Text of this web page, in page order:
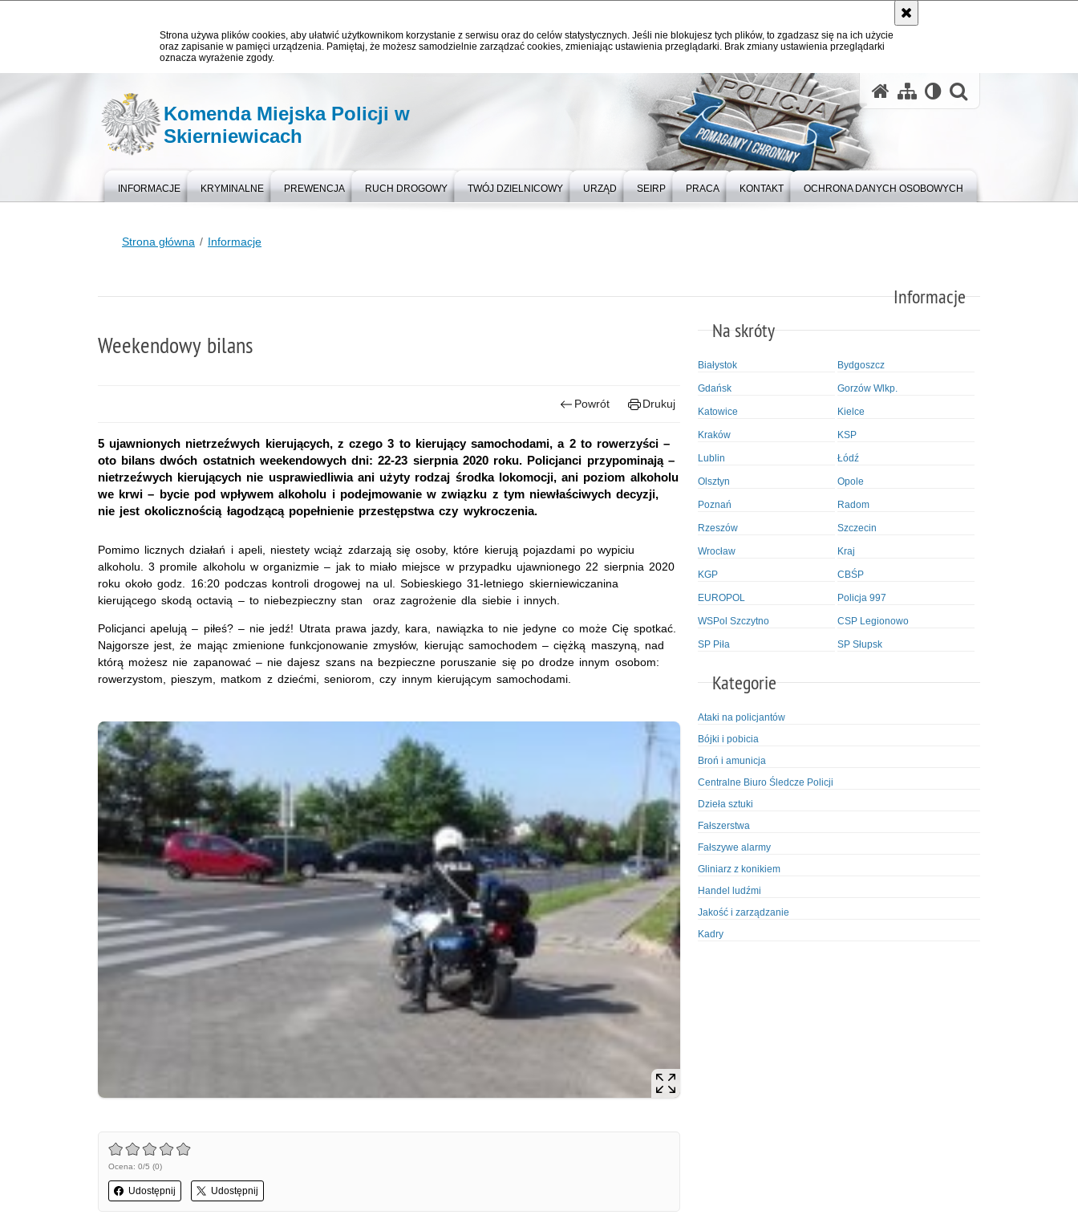
Strona używa plików cookies, aby ułatwić użytkownikom korzystanie z serwisu oraz do celów statystycznych. Jeśli nie blokujesz tych plików, to zgadzasz się na ich użycie
oraz zapisanie w pamięci urządzenia. Pamiętaj, że możesz samodzielnie zarządzać cookies, zmieniając ustawienia przeglądarki. Brak zmiany ustawienia przeglądarki
oznacza wyrażenie zgody.
Komenda Miejska Policji w
Skierniewicach
INFORMACJE KRYMINALNE PREWENCJA RUCH DROGOWY TWÓJ DZIELNICOWY URZĄD SEIRP PRACA KONTAKT OCHRONA DANYCH OSOBOWYCH
Strona główna Informacje
Informacje
Na skróty
Białystok Bydgoszcz
Gdańsk Gorzów Wlkp.
Katowice Kielce
Kraków KSP
Lublin Łódź
Olsztyn Opole
Poznań Radom
Rzeszów Szczecin
Wrocław Kraj
KGP CBŚP
EUROPOL Policja 997
WSPol Szczytno CSP Legionowo
SP Piła SP Słupsk
Kategorie
Ataki na policjantów
Bójki i pobicia
Broń i amunicja
Centralne Biuro Śledcze Policji
Dzieła sztuki
Fałszerstwa
Fałszywe alarmy
Gliniarz z konikiem
Handel ludźmi
Jakość i zarządzanie
Kadry
Weekendowy bilans
Powrót Drukuj
5 ujawnionych nietrzeźwych kierujących, z czego 3 to kierujący samochodami, a 2 to rowerzyści –
oto bilans dwóch ostatnich weekendowych dni: 22-23 sierpnia 2020 roku. Policjanci przypominają –
nietrzeźwych kierujących nie usprawiedliwia ani użyty rodzaj środka lokomocji, ani poziom alkoholu
we krwi – bycie pod wpływem alkoholu i podejmowanie w związku z tym niewłaściwych decyzji,
nie jest okolicznością łagodzącą popełnienie przestępstwa czy wykroczenia.
Pomimo licznych działań i apeli, niestety wciąż zdarzają się osoby, które kierują pojazdami po wypiciu
alkoholu. 3 promile alkoholu w organizmie – jak to miało miejsce w przypadku ujawnionego 22 sierpnia 2020
roku około godz. 16:20 podczas kontroli drogowej na ul. Sobieskiego 31-letniego skierniewiczanina
kierującego skodą octavią – to niebezpieczny stan oraz zagrożenie dla siebie i innych.
Policjanci apelują – piłeś? – nie jedź! Utrata prawa jazdy, kara, nawiązka to nie jedyne co może Cię spotkać.
Najgorsze jest, że mając zmienione funkcjonowanie zmysłów, kierując samochodem – ciężką maszyną, nad
którą możesz nie zapanować – nie dajesz szans na bezpieczne poruszanie się po drodze innym osobom:
rowerzystom, pieszym, matkom z dziećmi, seniorom, czy innym kierującym samochodami.
Ocena: 0/5 (0)
Udostępnij Udostępnij